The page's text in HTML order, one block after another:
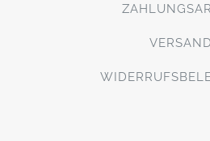
VERSAND